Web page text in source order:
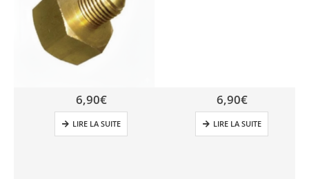
6,90€
LIRE LA SUITE
6,90€
LIRE LA SUITE